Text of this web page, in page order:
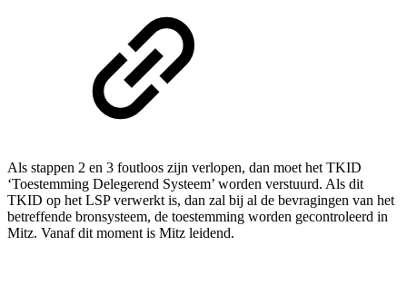
Als stappen 2 en 3 foutloos zijn verlopen, dan moet het TKID
‘Toestemming Delegerend Systeem’ worden verstuurd. Als dit
TKID op het LSP verwerkt is, dan zal bij al de bevragingen van het
betreffende bronsysteem, de toestemming worden gecontroleerd in
Mitz. Vanaf dit moment is Mitz leidend.